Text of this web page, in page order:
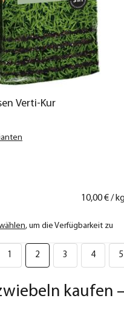
Verti-Kur
10,00€ /
, um die Verfügbarkeit zu
1 2 3 4 5
kaufen